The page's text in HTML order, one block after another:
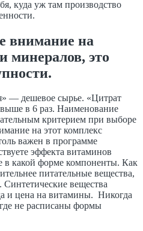
куда уж там производство
внимание на
минералов, это
— дешевое сырье. «Цитрат
в 6 раз. Наименование
критерием при выборе
на этот комплекс
важен в программе
эффекта витаминов
в какой форме компоненты. Как
питательные вещества,
вещества
и цена на витамины. Никогда
не расписаны формы